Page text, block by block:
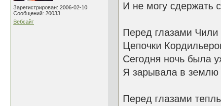
Зарегистрирован: 2006-02-10
Сообщений: 20033
Вебсайт
И не могу сдержать
Перед глазами Чили
Цепочки
Сегодня ночь была
Я зарывала в землю
Перед глазами